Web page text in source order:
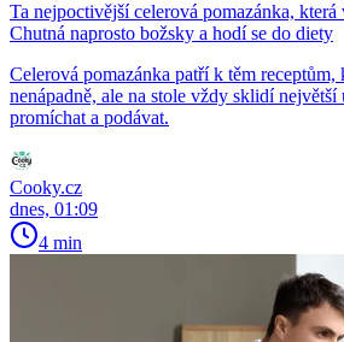
Ta nejpoctivější celerová pomazánka,
Chutná naprosto božsky a hodí se do diety
Celerová pomazánka patří k těm receptům,
nenápadně, ale na stole vždy sklidí největší
promíchat a podávat.
Cooky.cz
dnes, 01:09
4 min